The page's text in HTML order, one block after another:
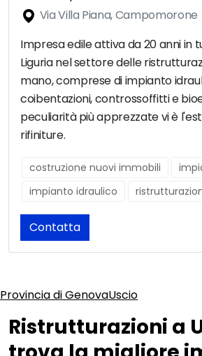
Via Villa Piana, Campomorone
Impresa edile attiva da 20 anni in
Liguria nel settore delle
mano, comprese di impianto
coibentazioni, controssoffitti e
peculiarità più apprezzate vi è
rifiniture.
costruzione nuovi immobili
impianto idraulico
Contatta
Provincia di GenovaUscio
Ristrutturazioni a